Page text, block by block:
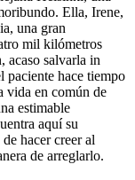
Ella, Irene,
una gran
mil kilómetros
acaso salvarla in
paciente hace tiempo
vida en común de
estimable
aquí su
hacer creer al
de arreglarlo.